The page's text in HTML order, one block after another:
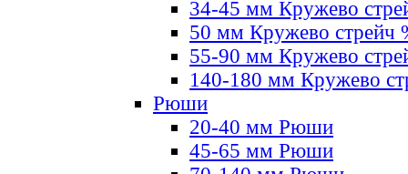
34-45 мм Кружево
50 мм Кружево стрейч
55-90 мм Кружево
140-180 мм Кружево
Рюши
20-40 мм Рюши
45-65 мм Рюши